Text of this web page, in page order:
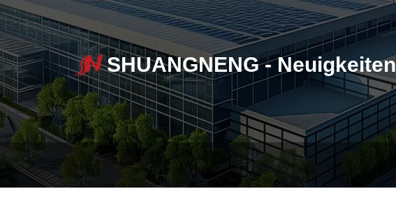
SHUANGNENG - Neuigkeiten